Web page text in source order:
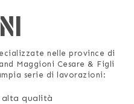
nelle province di
Maggioni Cesare & Figli
serie di lavorazioni:
qualità